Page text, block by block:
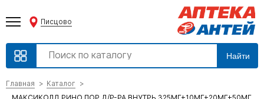
Писцово
Найти
Главная
Каталог